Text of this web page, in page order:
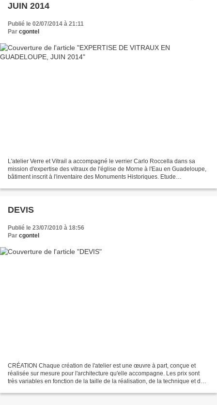
JUIN 2014
Publié le 02/07/2014 à 21:11
Par cgontel
L'atelier Verre et Vitrail a accompagné le verrier Carlo Roccella dans sa
mission d'expertise des vitraux de l'église de Morne à l'Eau en Guadeloupe,
bâtiment inscrit à l'inventaire des Monuments Historiques. Etude
DEVIS
Publié le 23/07/2010 à 18:56
Par cgontel
CRÉATION Chaque création de l'atelier est une œuvre à part, conçue et
réalisée sur mesure pour l'architecture qu'elle accompagne. Les prix sont
très variables en fonction de la taille de la réalisation, de la technique et du